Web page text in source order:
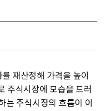
재산정해 가격을 높이
주식시장에 모습을 드러
는 주식시장의 흐름이 이